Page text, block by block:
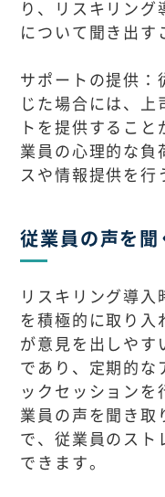
り、リスキリング
について聞き出す
サポートの提供：
じた場合には、上
トを提供するこ
業員の心理的な負
スや情報提供を行
従業員の声を
リスキリング導入
を積極的に取り入
が意見を出しやす
であり、定期的な
ックセッションを
業員の声を聞き取
で、従業員のスト
できます。